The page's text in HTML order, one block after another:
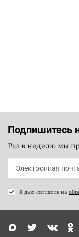
Подпишитесь
Раз в неделю мы
Я даю согласие на